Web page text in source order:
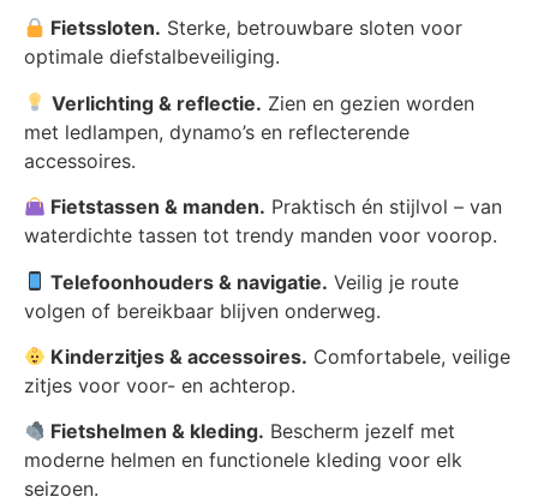
Fietssloten. Sterke, betrouwbare sloten voor
optimale diefstalbeveiliging.
Verlichting & reflectie. Zien en gezien worden
met ledlampen, dynamo’s en reflecterende
accessoires.
Fietstassen & manden. Praktisch én stijlvol– van
waterdichte tassen tot trendy manden voor voorop.
Telefoonhouders & navigatie. Veilig je route
volgen of bereikbaar blijven onderweg.
Kinderzitjes & accessoires. Comfortabele, veilige
zitjes voor voor- en achterop.
Fietshelmen & kleding. Bescherm jezelf met
moderne helmen en functionele kleding voor elk
seizoen.